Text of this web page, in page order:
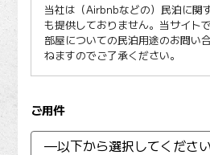
ご用件
当社は（Airbnbなどの）民泊に関
も提供しておりません。当サイト
部屋についての民泊用途のお問い
ねますのでご了承ください。